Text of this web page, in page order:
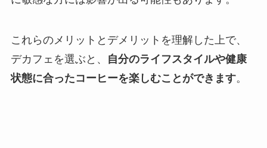
これらのメリットとデメリットを理解した上で、
デカフェを選ぶと、
自分のライフスタイルや健康
状態に合ったコーヒーを楽しむことができます。